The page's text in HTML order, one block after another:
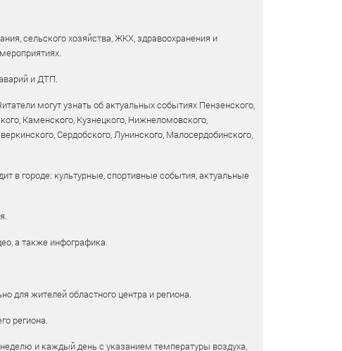
сельского хозяйства, ЖКХ, здравоохранения и
и ДТП.
могут узнать об актуальных событиях Пензенского,
Каменского, Кузнецкого, Нижнеломовского,
Сердобского, Лунинского, Малосердобинского,
в городе: культурные, спортивные события, актуальные
а также инфографика.
для жителей областного центра и региона.
региона.
и каждый день с указанием температуры воздуха,